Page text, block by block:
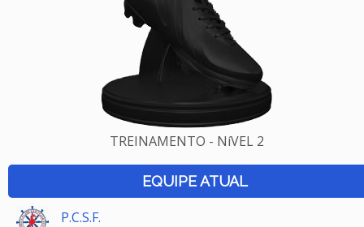
TREINAMENTO - NíVEL 2
EQUIPE ATUAL
P.C.S.F.